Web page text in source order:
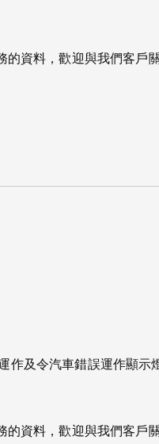
資料，歡迎與我們客戶
及令汽車錯誤運作顯
資料，歡迎與我們客戶